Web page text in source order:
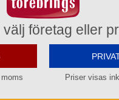
företag eller
Priser visas